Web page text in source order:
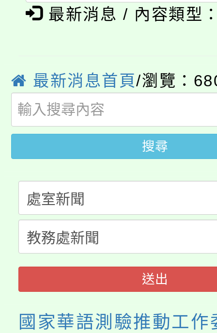
代理(課)教師甄選結果
「本色祭」8/29、30在
局官網。
8月14至27日，桃園電
開!
115年桃園市運動會8/
田徑場及游泳池舉行。
桃園市低收入戶享有免
視費優惠，中低收入戶
半價優惠，詳情可洽有
者。
大園自造教育及科技中
份教師增能研習
大溪自造教育及科技中
份教師研習
淨零綠生活教案入校路
會
最新消息 / 內容類型
最新消息首頁/瀏覽：
搜尋
送出
國家華語測驗推動工作